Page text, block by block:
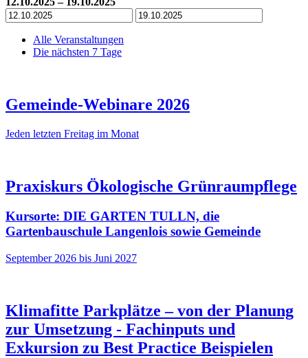
Alle Veranstaltungen
Die nächsten 7 Tage
Gemeinde-Webinare 2026
Jeden letzten Freitag im Monat
Praxiskurs Ökologische Grünraumpflege
Kursorte: DIE GARTEN TULLN, die
Gartenbauschule Langenlois sowie Gemeinde
September 2026 bis Juni 2027
Klimafitte Parkplätze – von der Planung
zur Umsetzung - Fachinputs und
Exkursion zu Best Practice Beispielen